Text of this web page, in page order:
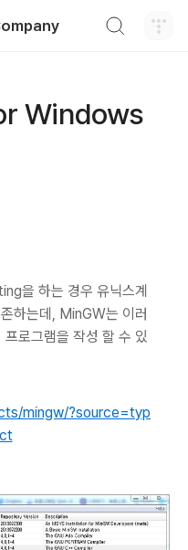
Windows
을 하는 경우 유닉스계
하는데, MinGW는 이러
로그램을 작성 할 수 있
mingw/?source=typ